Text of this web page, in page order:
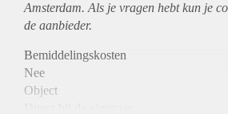
Amsterdam. Als je vragen hebt kun je
de aanbieder.
Bemiddelingskosten
Nee
Object